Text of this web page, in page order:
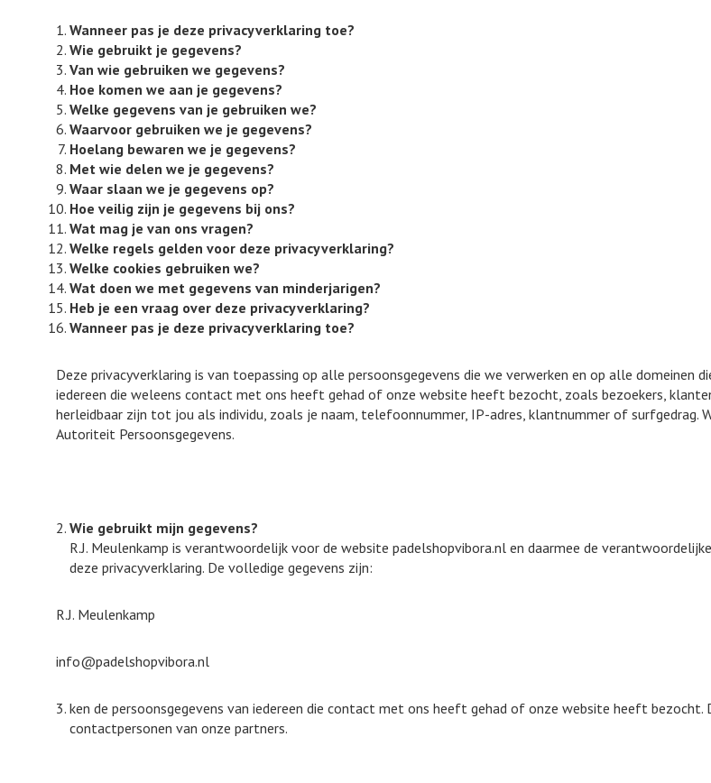
Wanneer pas je deze privacyverklaring toe?
Wie gebruikt je gegevens?
Van wie gebruiken we gegevens?
Hoe komen we aan je gegevens?
Welke gegevens van je gebruiken we?
Waarvoor gebruiken we je gegevens?
Hoelang bewaren we je gegevens?
Met wie delen we je gegevens?
Waar slaan we je gegevens op?
Hoe veilig zijn je gegevens bij ons?
Wat mag je van ons vragen?
Welke regels gelden voor deze privacyverklaring?
Welke cookies gebruiken we?
Wat doen we met gegevens van minderjarigen?
Heb je een vraag over deze privacyverklaring?
Wanneer pas je deze privacyverklaring toe?
Deze privacyverklaring is van toepassing op alle persoonsgegevens die we verwerken en op alle domeinen
iedereen die weleens contact met ons heeft gehad of onze website heeft bezocht, zoals bezoekers,
herleidbaar zijn tot jou als individu, zoals je naam, telefoonnummer, IP-adres, klantnummer of surfgedrag.
Autoriteit Persoonsgegevens.
Wie gebruikt mijn gegevens?
R.J. Meulenkamp is verantwoordelijk voor de website padelshopvibora.nl en daarmee de
deze privacyverklaring. De volledige gegevens zijn:
R.J. Meulenkamp
info@padelshopvibora.nl
ken de persoonsgegevens van iedereen die contact met ons heeft gehad of onze website heeft
contactpersonen van onze partners.